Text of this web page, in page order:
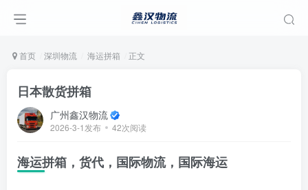
首页 深圳物流 海运拼箱 正文
日本散货拼箱
广州鑫汉物流
2026-3-1发布 42次阅读
海运拼箱，货代，国际物流，国际海运